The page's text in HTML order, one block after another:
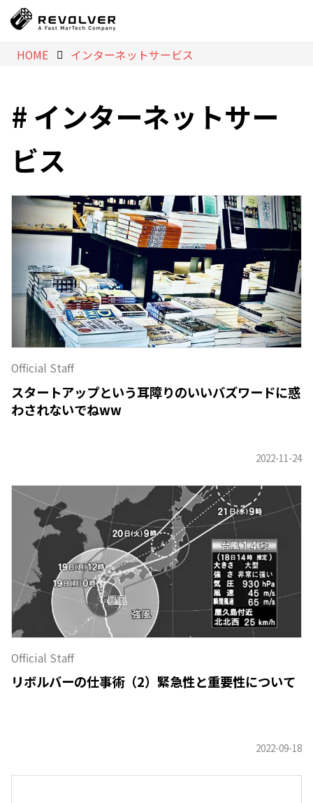
HOME インターネットサービス
インターネットサー
ビス
Official Staff
スタートアップという耳障りのいいバズワードに惑
わされないでねww
Official Staff
リボルバーの仕事術（2）緊急性と重要性について